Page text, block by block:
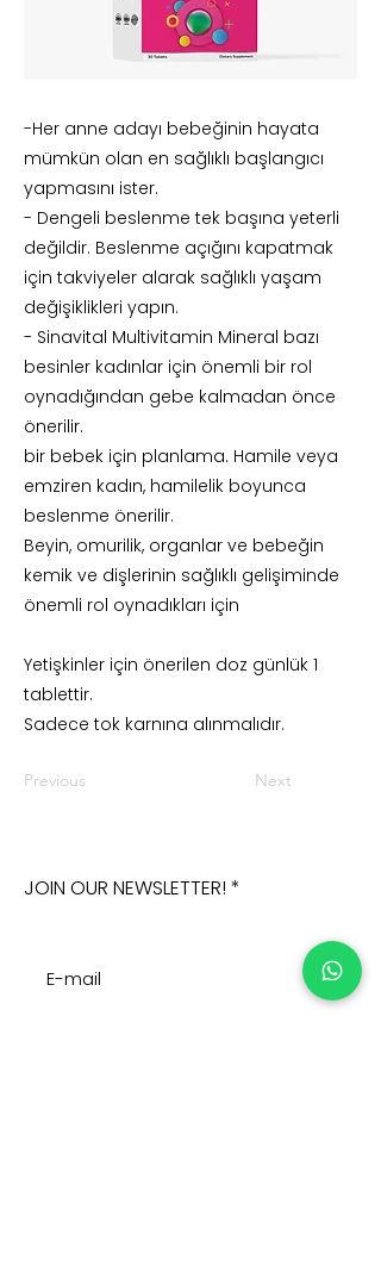
-Her anne adayı bebeğinin hayata
mümkün olan en sağlıklı başlangıcı
yapmasını ister.
- Dengeli beslenme tek başına yeterli
değildir. Beslenme açığını kapatmak
için takviyeler alarak sağlıklı yaşam
değişiklikleri yapın.
- Sinavital Multivitamin Mineral bazı
besinler kadınlar için önemli bir rol
oynadığından gebe kalmadan önce
önerilir.
bir bebek için planlama. Hamile veya
emziren kadın, hamilelik boyunca
beslenme önerilir.
Beyin, omurilik, organlar ve bebeğin
kemik ve dişlerinin sağlıklı gelişiminde
önemli rol oynadıkları için
Yetişkinler için önerilen doz günlük 1
tablettir.
Sadece tok karnına alınmalıdır.
Previous Next
JOIN OUR NEWSLETTER!